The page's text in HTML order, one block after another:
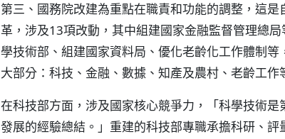
第三、國務院改建為重點在職責和功能的調整，這
革，涉及13項改動，其中組建國家金融監督管理總
學技術部、組建國家資料局、優化老齡化工作體制
大部分：科技、金融、數據、知產及農村、老齡工作
在科技部方面，涉及國家核心競爭力，「科學技術
發展的經驗總結。」重建的科技部專職承擔科研、